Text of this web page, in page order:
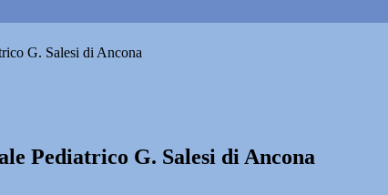
G. Salesi di Ancona
Pediatrico G. Salesi di Ancona